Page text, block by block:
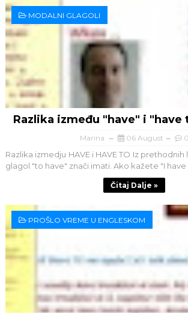
MODALNI GLAGOLI
Razlika između "have" i "have
Marina 06 August 0
Razlika izmedju HAVE i HAVE TO Iz
glagol "to have" znači imati. Ako kažete "I have
Čitaj Dalje »
PROŠLO VREME U ENGLESKOM